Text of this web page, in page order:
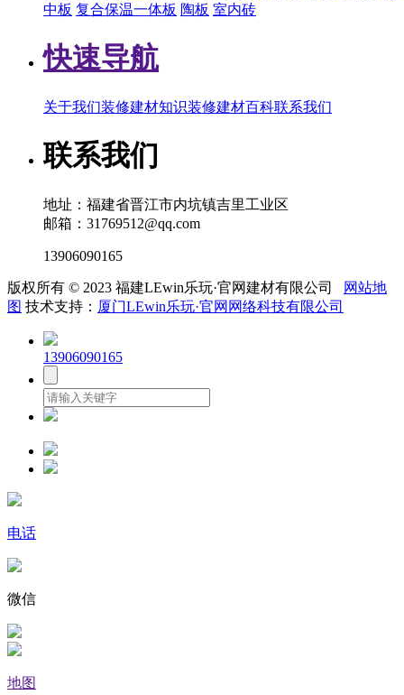
中板 复合保温一体板 陶板 室内砖
快速导航
关于我们装修建材知识装修建材百科联系我们
联系我们
地址：福建省晋江市内坑镇吉里工业区
邮箱：31769512@qq.com
13906090165
版权所有 © 2023 福建LEwin乐玩·官网建材有限公司
网站地
图 技术支持： 厦门LEwin乐玩·官网网络科技有限公司
13906090165
电话
微信
地图